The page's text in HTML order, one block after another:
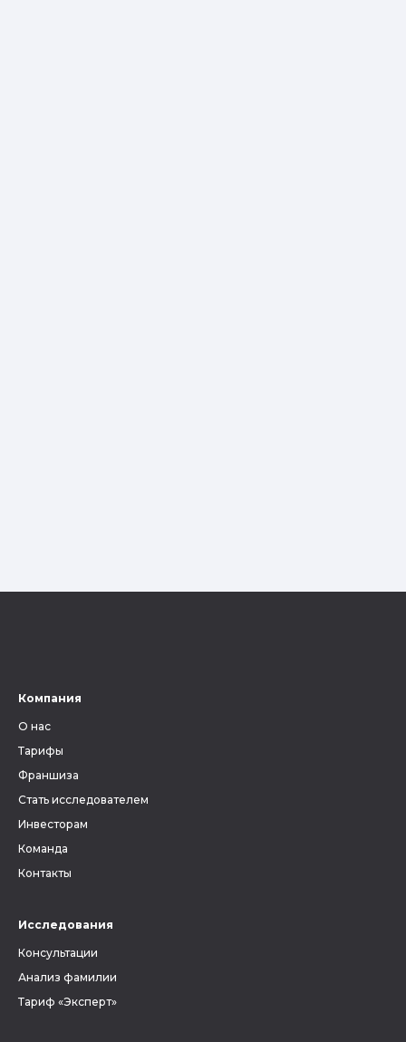
Компания
О нас
Тарифы
Франшиза
Стать исследователем
Инвесторам
Команда
Контакты
Исследования
Консультации
Анализ фамилии
Тариф «Эксперт»